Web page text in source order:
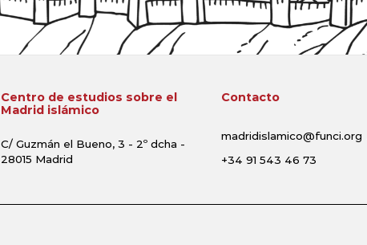
Centro de estudios sobre el
Madrid islámico
C/ Guzmán el Bueno, 3 - 2º dcha -
28015 Madrid
Contacto
madridislamico@funci.org
+34 91 543 46 73